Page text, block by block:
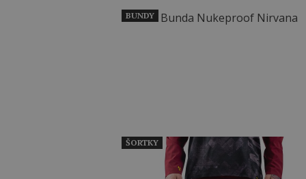
BUNDY
ŠORTKY